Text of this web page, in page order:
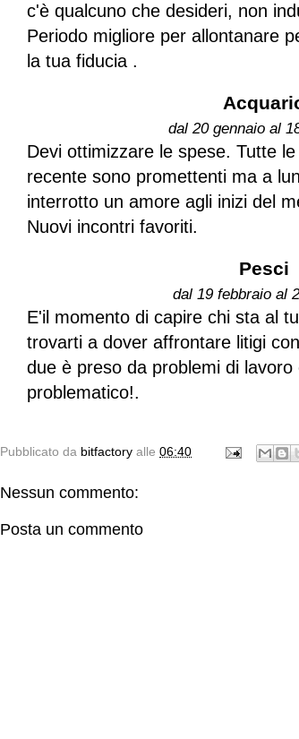
c'è qualcuno che desideri, non
Periodo migliore per allontanare
la tua fiducia .
dal 20 gennaio al
Devi ottimizzare le spese. Tutte
recente sono promettenti ma a
interrotto un amore agli inizi del
Nuovi incontri favoriti.
Pesci
dal 19 febbraio al
E'il momento di capire chi sta al
trovarti a dover affrontare litigi
due è preso da problemi di
problematico!.
Pubblicato da bitfactory alle 06:40
Nessun commento:
Posta un commento